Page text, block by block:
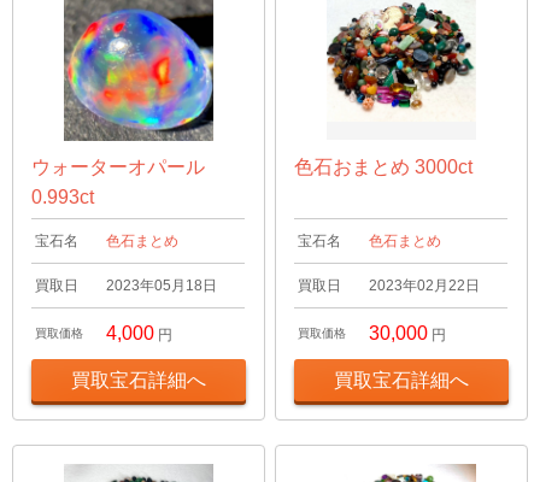
ウォーターオパール
0.993ct
宝石名 色石まとめ
買取日 2023年05月18日
買取価格 4,000 円
買取宝石詳細へ
色石おまとめ 3000ct
宝石名 色石まとめ
買取日 2023年02月22日
買取価格 30,000 円
買取宝石詳細へ